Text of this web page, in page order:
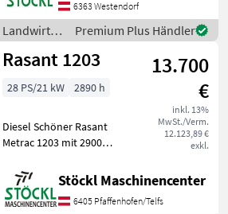
6363 Westendorf
Landwirtsch.
Motorfahrzeuge
/ Rasant
Premium Plus Händler
Rasant 1203
13.700
€
inkl. 13%
MwSt./Verm.
12.123,89 €
exkl.
28 PS/21 kW 2890 h
Diesel Schöner Rasant
Metrac 1203 mit 2900
(A) Landwirtsch.
Motorfahrzeuge
Transporter und
Stöckl Maschinencenter
6405 Pfaffenhofen/Telfs